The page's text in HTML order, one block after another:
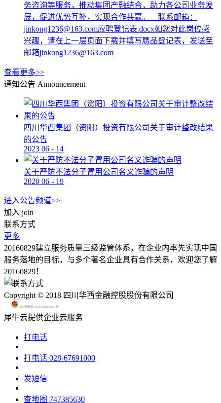
务咨询等服务，推动集团产融结合，助力各公司业务发
展，促进优势互补，实现合作共赢。 联系邮箱：
jinkong1236@163.com应聘登记表.docx如您对此岗位感
兴趣，请在上一层页面下载并填写赝品登记表，发送至
邮箱jinkong1236@163.com
查看更多>>
通知公告 Announcement
四川华西集团（资阳）投资有限公司关于审计整改结果
的公告
2023 06 - 14
关于严防不法分子冒用公司名义诈骗的声明
2020 06 - 19
进入公告频道>>
加入 join
联系方式
更多
20160829建立服务质量三级监管体系，在企业内率先实现中国
服务落地的目标，与多个著名企业具有合作关系，欢迎您了解
20160829！
Copyright © 2018 四川华西金融控股股份有限公司
川公网安备 51015602000580号
犀牛云提供企业云服务
打电话
打电话 028-67691000
发短信
查地图 747385630